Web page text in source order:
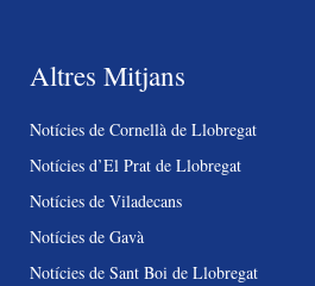
Altres Mitjans
Notícies de Cornellà de Llobregat
Notícies d’El Prat de Llobregat
Notícies de Viladecans
Notícies de Gavà
Notícies de Sant Boi de Llobregat